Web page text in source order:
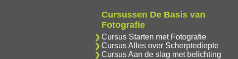
Cursussen De Basis van
Fotografie
Cursus Starten met Fotografie
Cursus Alles over Scherptediepte
Cursus Aan de slag met belichting